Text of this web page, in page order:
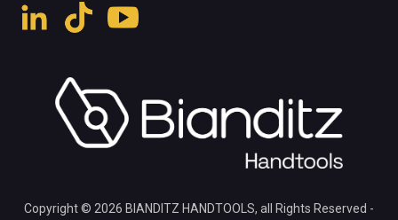
Copyright © 2026 BIANDITZ HANDTOOLS, all Rights Reserved -